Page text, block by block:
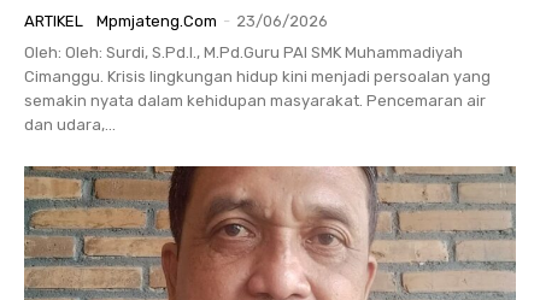
ARTIKEL Mpmjateng.com - 23/06/2026
Oleh: Oleh: Surdi, S.Pd.I., M.Pd.Guru PAI SMK Muhammadiyah
Cimanggu. Krisis lingkungan hidup kini menjadi persoalan yang
semakin nyata dalam kehidupan masyarakat. Pencemaran air
dan udara,...